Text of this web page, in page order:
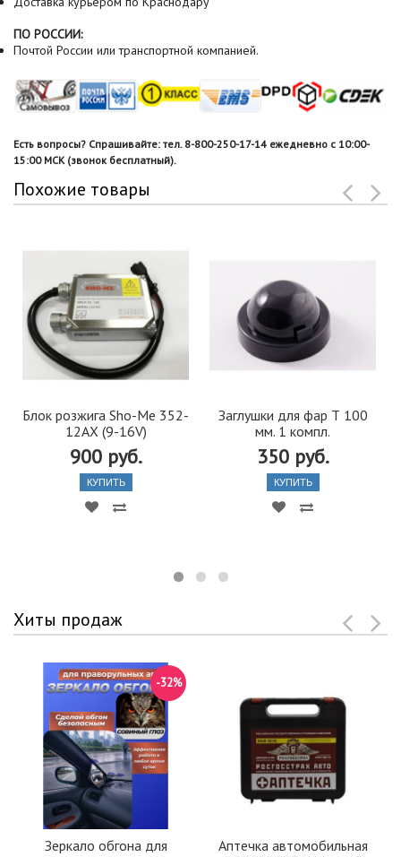
ПО РОССИИ:
Почтой России или транспортной компанией.
Есть вопросы? Спрашивайте: тел. 8-800-250-17-14 ежедневно с 10:00-
15:00 МСК (звонок бесплатный).
Похожие товары
Блок розжига Sho-Me 352-
12АХ (9-16V)
900 руб.
КУПИТЬ
Заглушки для фар Т 100
мм. 1 компл.
350 руб.
КУПИТЬ
Хиты продаж
Зеркало обгона для
-32%
Аптечка автомобильная